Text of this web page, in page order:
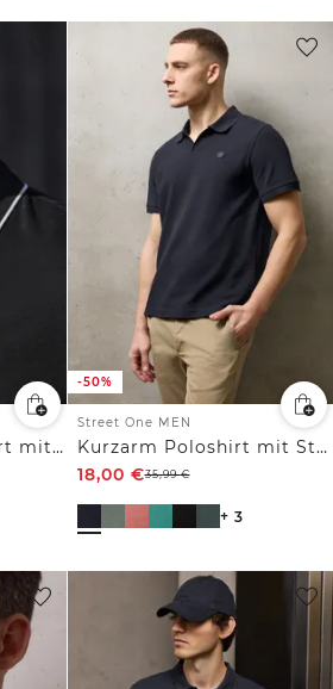
Basic Piqué Poloshirt mit Kontrastdetail
-50%
Street One MEN
Kurzarm Poloshirt mit Struktur
18,00 €35,99€
+ 3